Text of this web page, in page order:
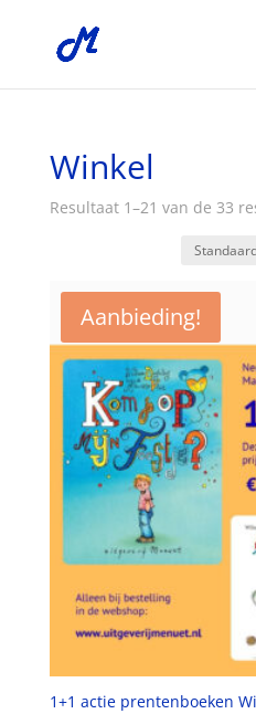
Winkel
Resultaat 1–21 van de 33
Aanbieding!
1+1 actie prentenboeken